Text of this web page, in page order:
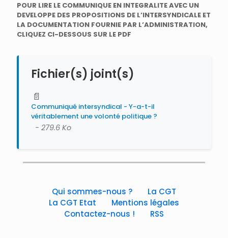
POUR LIRE LE COMMUNIQUE EN INTEGRALITE AVEC UN
DEVELOPPE DES PROPOSITIONS DE L’INTERSYNDICALE ET
LA DOCUMENTATION FOURNIE PAR L’ADMINISTRATION,
CLIQUEZ CI-DESSOUS SUR LE PDF
Fichier(s) joint(s)
📄
Communiqué intersyndical - Y-a-t-il
véritablement une volonté politique ?
- 279.6 Ko
Qui sommes-nous ?
La CGT
La CGT Etat
Mentions légales
Contactez-nous !
RSS